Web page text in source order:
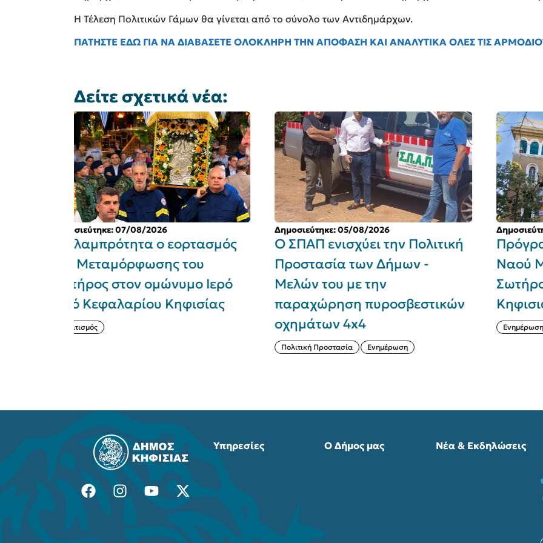
Η Τέλεση Πολιτικών Γάμων θα γίνεται από το σύνολο των Αντιδημάρχων.
ΠΑΤΗΣΤΕ ΕΔΩ ΓΙΑ ΝΑ ΔΙΑΒΑΣΕΤΕ ΟΛΟΚΛΗΡΗ ΤΗΝ ΑΠΟΦΑΣΗ ΚΑΙ ΑΝΑΛΥΤΙΚΑ ΟΛΕΣ ΤΙΣ
Δείτε σχετικά νέα:
Δημοσιεύτηκε: 05/08/2026
Ο ΣΠΑΠ ενισχύει την Πολιτική
Προστασία των Δήμων -
Μελών του με την
παραχώρηση πυροσβεστικών
οχημάτων 4x4
Δημοσιεύτηκε: 05/08/2026
Πρόγραμμα εορτασμού Ιερού
Ναού Μεταμορφώσεως του
Σωτήρος Κεφαλαρίου
Κηφισιάς (5-6/8/2026)
Ενημέρωση
Υπηρεσίες Ο Δήμος μας Νέα & Εκδηλώσεις